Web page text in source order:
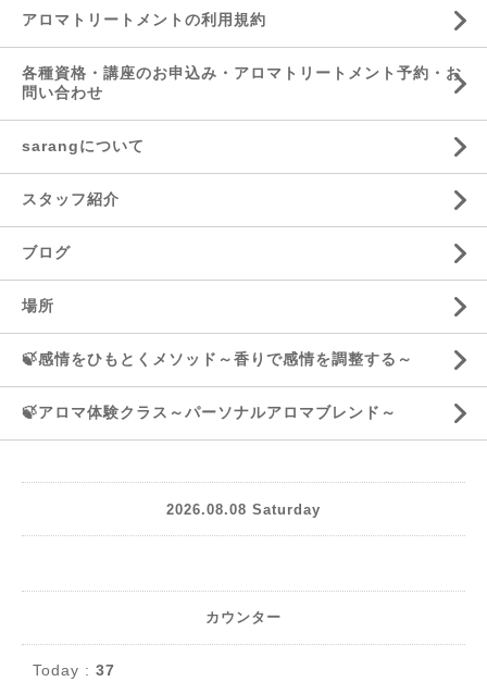
アロマトリートメントの利用規約
各種資格・講座のお申込み・アロマトリートメント予約・お
問い合わせ
sarangについて
スタッフ紹介
ブログ
場所
🍃感情をひもとくメソッド～香りで感情を調整する～
🍃アロマ体験クラス～パーソナルアロマブレンド～
2026.08.08 Saturday
カウンター
Today : 37